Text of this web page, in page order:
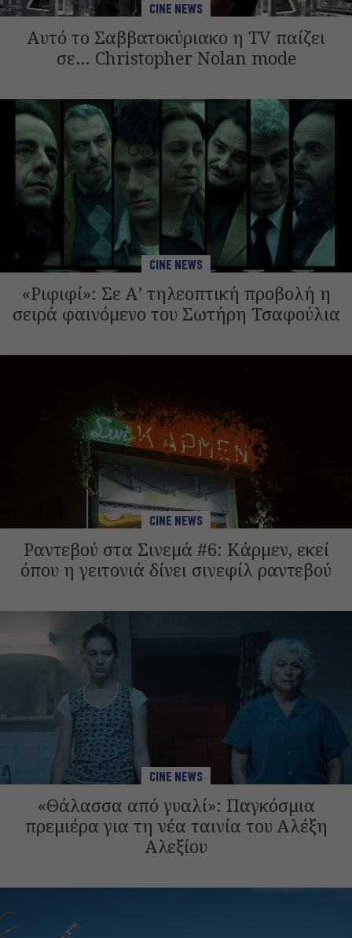
CINE NEWS
Αυτό το Σαββατοκύριακο η TV παίζει
σε… Christopher Nolan mode
CINE NEWS
«Ριφιφί»: Σε Α’ τηλεοπτική προβολή η
σειρά φαινόμενο του Σωτήρη Τσαφούλια
CINE NEWS
Ραντεβού στα Σινεμά #6: Κάρμεν, εκεί
όπου η γειτονιά δίνει σινεφίλ ραντεβού
CINE NEWS
«Θάλασσα από γυαλί»: Παγκόσμια
πρεμιέρα για τη νέα ταινία του Αλέξη
Αλεξίου